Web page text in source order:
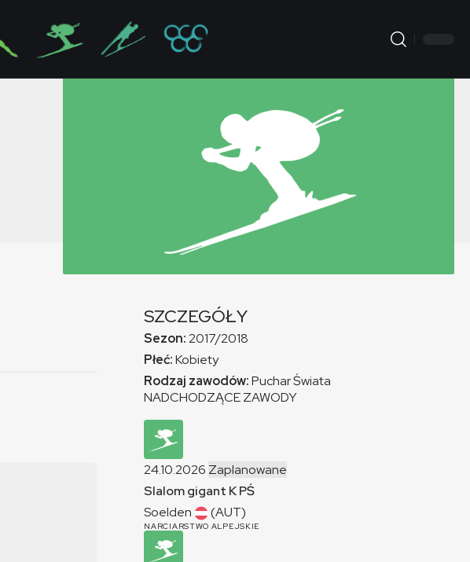
SZCZEGÓŁY
Sezon:2017/2018
Płeć:Kobiety
Rodzaj zawodów:Puchar Świata
NADCHODZĄCE ZAWODY
24.10.2026 Zaplanowane
Slalom gigant KPŚ
Soelden
(AUT)
NARCIARSTWO ALPEJSKIE